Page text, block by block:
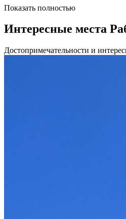
Показать полностью
Интересные места
Достопримечательности и